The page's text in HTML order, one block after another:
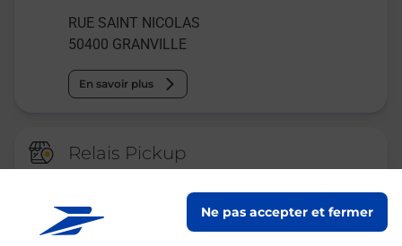
Ne pas accepter et fermer
RUE SAINT NICOLAS
50400 GRANVILLE
En savoir plus
Relais Pickup
CONSIGNE PICKUP LAVO
jusqu'à 21h00